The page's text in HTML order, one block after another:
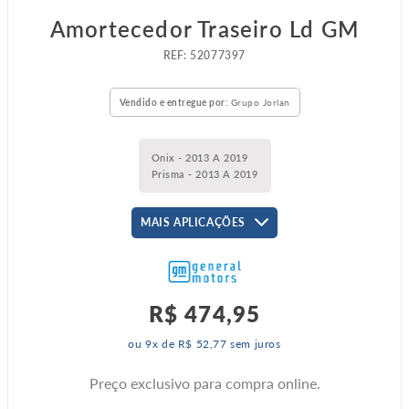
Amortecedor Traseiro Ld GM
: 52077397
Vendido e entregue por: Grupo Jorlan
Onix - 2013 A 2019
Prisma - 2013 A 2019
MAIS APLICAÇÕES
R$ 474,95
ou9x de R$ 52 ,77 sem juros
Preço exclusivo para compra online.